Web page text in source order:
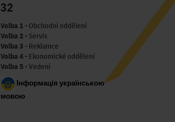
32
Volba 1 - Obchodní oddělení
Volba 2 - Servis
Volba 3 - Reklamce
Volba 4 - Ekonomické oddělení
Volba 5 - Vedení
Інформація українською
мовою